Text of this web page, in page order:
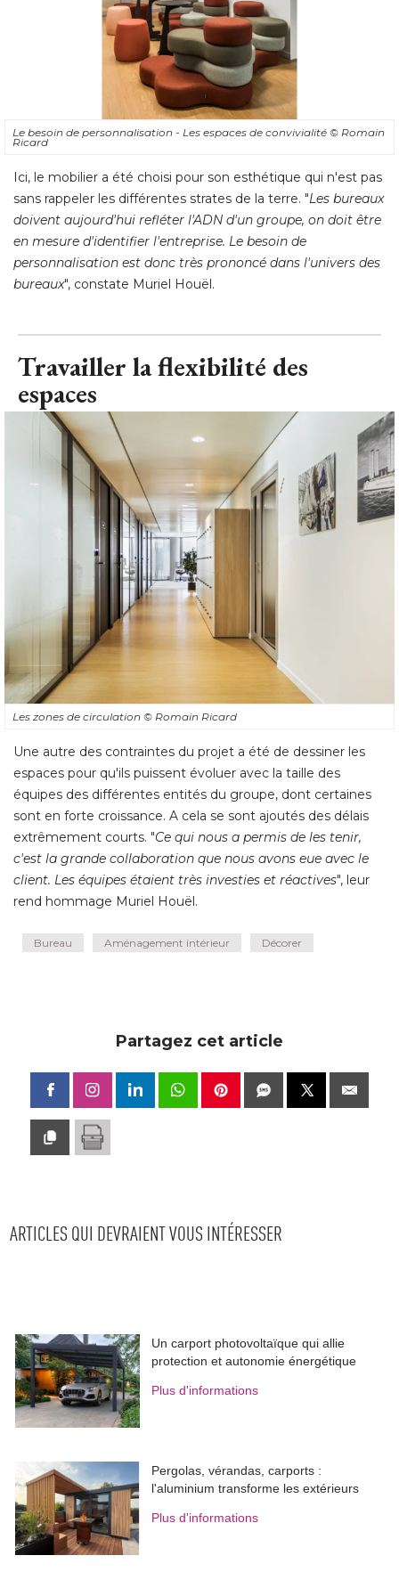
Le besoin de personnalisation - Les espaces de convivialité © Romain
Ricard
Ici, le mobilier a été choisi pour son esthétique qui n'est pas
sans rappeler les différentes strates de la terre. "Les bureaux
doivent aujourd'hui refléter l'ADN d'un groupe, on doit être
en mesure d'identifier l'entreprise. Le besoin de
personnalisation est donc très prononcé dans l'univers des
bureaux", constate Muriel Houël.
Travailler la flexibilité des
espaces
Les zones de circulation © Romain Ricard
Une autre des contraintes du projet a été de dessiner les
espaces pour qu'ils puissent évoluer avec la taille des
équipes des différentes entités du groupe, dont certaines
sont en forte croissance. A cela se sont ajoutés des délais
extrêmement courts. "Ce qui nous a permis de les tenir,
c'est la grande collaboration que nous avons eue avec le
client. Les équipes étaient très investies et réactives", leur
rend hommage Muriel Houël.
Bureau Aménagement intérieur Décorer
Partagez cet article
ARTICLES QUI DEVRAIENT VOUS INTÉRESSER
Un carport photovoltaïque qui allie
protection et autonomie énergétique
Plus d'informations
Pergolas, vérandas, carports :
l'aluminium transforme les extérieurs
Plus d'informations